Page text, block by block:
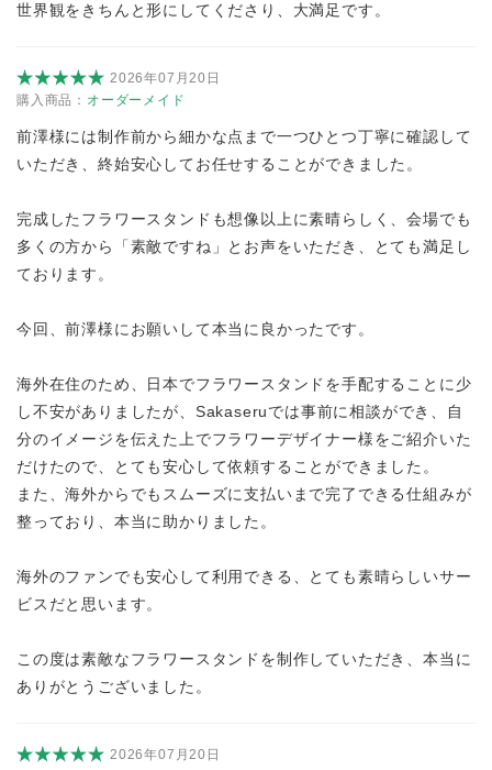
世界観をきちんと形にしてくださり、大満足です。
2026年07月20日
購入商品： オーダーメイド
前澤様には制作前から細かな点まで一つひとつ丁寧に確認して
いただき、終始安心してお任せすることができました。
完成したフラワースタンドも想像以上に素晴らしく、会場でも
多くの方から「素敵ですね」とお声をいただき、とても満足し
ております。
今回、前澤様にお願いして本当に良かったです。
海外在住のため、日本でフラワースタンドを手配することに少
し不安がありましたが、Sakaseruでは事前に相談ができ、自
分のイメージを伝えた上でフラワーデザイナー様をご紹介いた
だけたので、とても安心して依頼することができました。
また、海外からでもスムーズに支払いまで完了できる仕組みが
整っており、本当に助かりました。
海外のファンでも安心して利用できる、とても素晴らしいサー
ビスだと思います。
この度は素敵なフラワースタンドを制作していただき、本当に
ありがとうございました。
2026年07月20日